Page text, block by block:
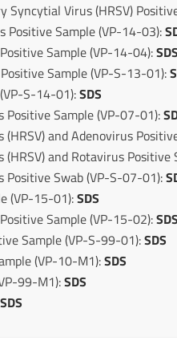
Syncytial Virus (HRSV)
Positive Sample (VP-14-03):
Sample (VP-14-04):SDS
Sample (VP-S-13-01):
S-14-01):SDS
Positive Sample (VP-07-01):
and Adenovirus
and Rotavirus
Positive Swab (VP-S-07-01):
(VP-15-01):SDS
Sample (VP-15-02):SDS
Sample (VP-S-99-01):SDS
(VP-10-M1):SDS
99-M1):SDS
SDS